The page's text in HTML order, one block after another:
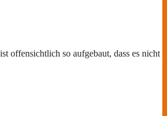
offensichtlich so aufgebaut, dass es nicht